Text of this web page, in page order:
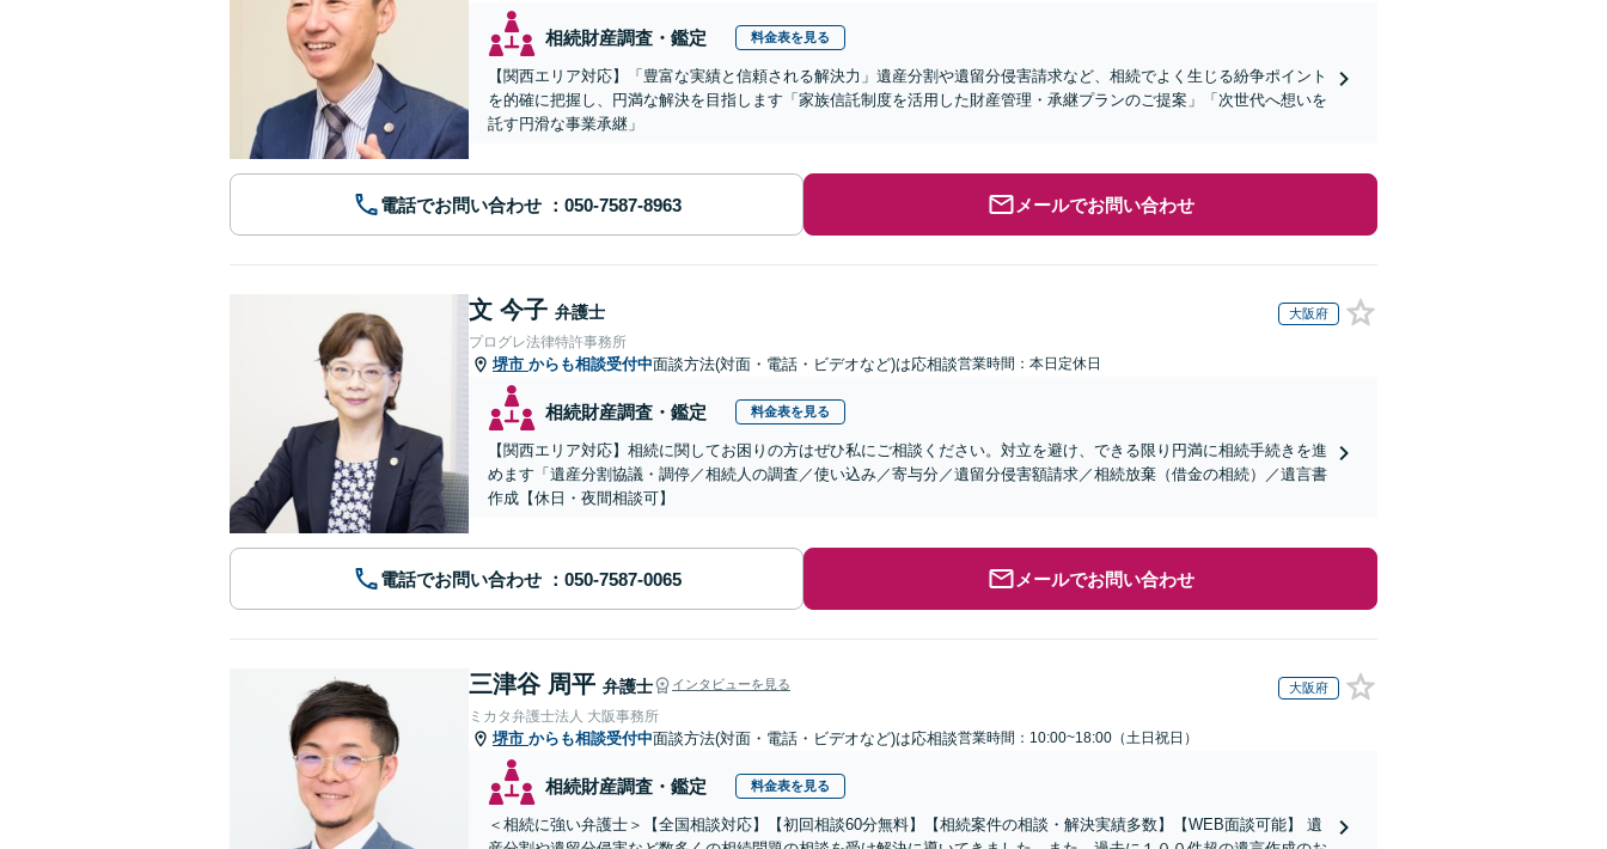
相続財産調査・鑑定 料金表を見る
【関西エリア対応】「豊富な実績と信頼される解決力」遺産分割や遺留分侵害請求など、相続でよく生じる紛争ポイント
を的確に把握し、円満な解決を目指します「家族信託制度を活用した財産管理・承継プランのご提案」「次世代へ想いを
託す円滑な事業承継」
電話でお問い合わせ メールでお問い合わせ
文 今子 弁護士 大阪府
プログレ法律特許事務所
堺市 からも相談受付中面談方法(対面・電話・ビデオなど)は応相談営業時間：本日定休日
相続財産調査・鑑定 料金表を見る
【関西エリア対応】相続に関してお困りの方はぜひ私にご相談ください。対立を避け、できる限り円満に相続手続きを進
めます「遺産分割協議・調停／相続人の調査／使い込み／寄与分／遺留分侵害額請求／相続放棄（借金の相続）／遺言書
作成【休日・夜間相談可】
電話でお問い合わせ メールでお問い合わせ
三津谷 周平 弁護士 インタビューを見る 大阪府
ミカタ弁護士法人 大阪事務所
堺市 からも相談受付中面談方法(対面・電話・ビデオなど)は応相談営業時間：10:00~18:00（土日祝日）
相続財産調査・鑑定 料金表を見る
＜相続に強い弁護士＞【全国相談対応】【初回相談60分無料】【相続案件の相談・解決実績多数】【WEB面談可能】 遺